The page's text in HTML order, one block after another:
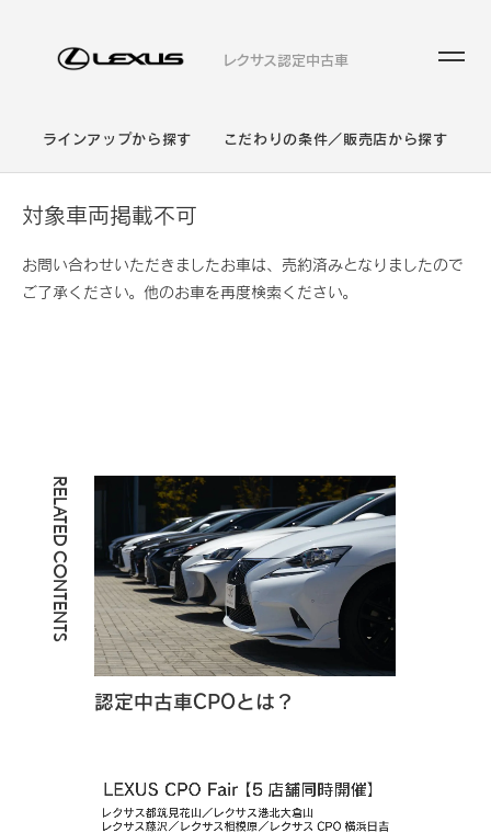
レクサス認定中古車
ラインアップから探す こだわりの条件／販売店から探す
対象車両掲載不可
お問い合わせいただきましたお車は、売約済みとなりましたので
ご了承ください。他のお車を再度検索ください。
RELATED CONTENTS
認定中古車CPOとは？